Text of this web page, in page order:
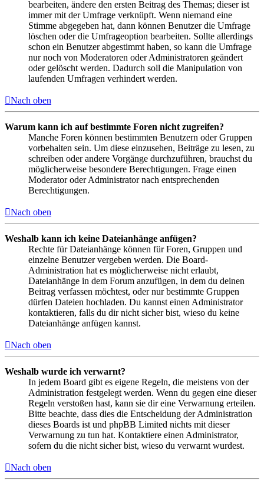
bearbeiten, ändere den ersten Beitrag des Themas; dieser ist
immer mit der Umfrage verknüpft. Wenn niemand eine
Stimme abgegeben hat, dann können Benutzer die Umfrage
löschen oder die Umfrageoption bearbeiten. Sollte allerdings
schon ein Benutzer abgestimmt haben, so kann die Umfrage
nur noch von Moderatoren oder Administratoren geändert
oder gelöscht werden. Dadurch soll die Manipulation von
laufenden Umfragen verhindert werden.
Nach oben
Warum kann ich auf bestimmte Foren nicht zugreifen?
Manche Foren können bestimmten Benutzern oder Gruppen
vorbehalten sein. Um diese einzusehen, Beiträge zu lesen, zu
schreiben oder andere Vorgänge durchzuführen, brauchst du
möglicherweise besondere Berechtigungen. Frage einen
Moderator oder Administrator nach entsprechenden
Berechtigungen.
Nach oben
Weshalb kann ich keine Dateianhänge anfügen?
Rechte für Dateianhänge können für Foren, Gruppen und
einzelne Benutzer vergeben werden. Die Board-
Administration hat es möglicherweise nicht erlaubt,
Dateianhänge in dem Forum anzufügen, in dem du deinen
Beitrag verfassen möchtest, oder nur bestimmte Gruppen
dürfen Dateien hochladen. Du kannst einen Administrator
kontaktieren, falls du dir nicht sicher bist, wieso du keine
Dateianhänge anfügen kannst.
Nach oben
Weshalb wurde ich verwarnt?
In jedem Board gibt es eigene Regeln, die meistens von der
Administration festgelegt werden. Wenn du gegen eine dieser
Regeln verstoßen hast, kann sie dir eine Verwarnung erteilen.
Bitte beachte, dass dies die Entscheidung der Administration
dieses Boards ist und phpBB Limited nichts mit dieser
Verwarnung zu tun hat. Kontaktiere einen Administrator,
sofern du die nicht sicher bist, wieso du verwarnt wurdest.
Nach oben